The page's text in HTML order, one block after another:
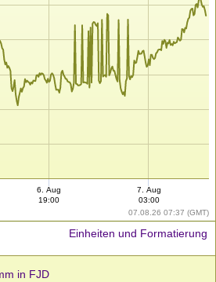
07.08.26 07:37 (GMT)
6. Aug
19:00
7. Aug
03:00
Einheiten und Formatierung
in FJD